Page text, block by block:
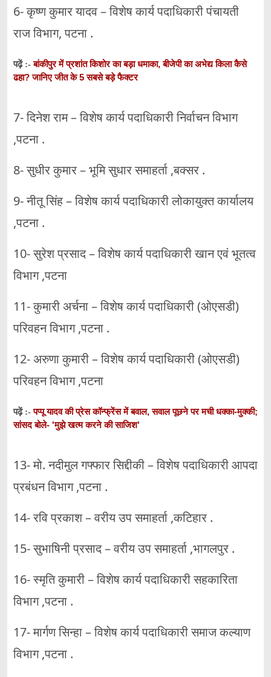
6- कृष्ण कुमार यादव – विशेष कार्य पदाधिकारी पंचायती
राज विभाग, पटना .
पढ़ें :-बांकीपुर में प्रशांत किशोर का बड़ा धमाका, बीजेपी का अभेद्य किला कैसे
ढहा? जानिए जीत के 5 सबसे बड़े फैक्टर
7- दिनेश राम – विशेष कार्य पदाधिकारी निर्वाचन विभाग
,पटना .
8- सुधीर कुमार – भूमि सुधार समाहर्ता ,बक्सर .
9- नीतू सिंह – विशेष कार्य पदाधिकारी लोकायुक्त कार्यालय
,पटना .
10- सुरेश प्रसाद – विशेष कार्य पदाधिकारी खान एवं भूतत्व
विभाग ,पटना
11- कुमारी अर्चना – विशेष कार्य पदाधिकारी (ओएसडी)
परिवहन विभाग ,पटना .
12- अरुणा कुमारी – विशेष कार्य पदाधिकारी (ओएसडी)
परिवहन विभाग ,पटना
पढ़ें :-पप्पू यादव की प्रेस कॉन्फ्रेंस में बवाल, सवाल पूछने पर मची धक्का-मुक्की;
सांसद बोले- 'मुझे खत्म करने की साजिश'
13- मो. नदीमुल गफ्फार सिद्दीकी – विशेष पदाधिकारी आपदा
प्रबंधन विभाग ,पटना .
14- रवि प्रकाश – वरीय उप समाहर्ता ,कटिहार .
15- सुभाषिनी प्रसाद – वरीय उप समाहर्ता ,भागलपुर .
16- स्मृति कुमारी – विशेष कार्य पदाधिकारी सहकारिता
विभाग ,पटना .
17- मार्गण सिन्हा – विशेष कार्य पदाधिकारी समाज कल्याण
विभाग ,पटना .